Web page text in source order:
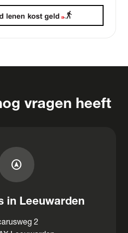
vragen heeft
assistant_navigation
in Leeuwarden
2